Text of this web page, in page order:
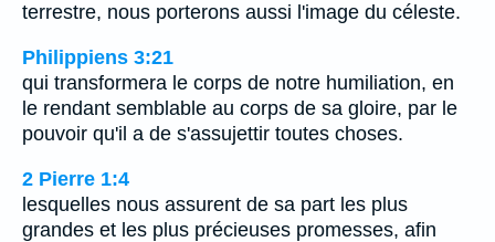
terrestre, nous porterons aussi l'image du céleste.
Philippiens 3:21
qui transformera le corps de notre humiliation, en
le rendant semblable au corps de sa gloire, par le
pouvoir qu'il a de s'assujettir toutes choses.
2 Pierre 1:4
lesquelles nous assurent de sa part les plus
grandes et les plus précieuses promesses, afin